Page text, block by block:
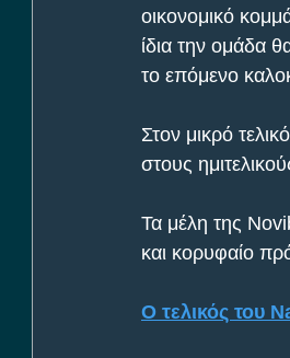
οικονομικό
ίδια την ομάδα
το επόμενο
Στον μικρό
στους
Τα μέλη της
και κορυφαίο
Ο τελικός του